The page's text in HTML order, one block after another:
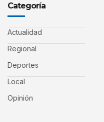
Categoría
Actualidad
Regional
Deportes
Local
Opinión